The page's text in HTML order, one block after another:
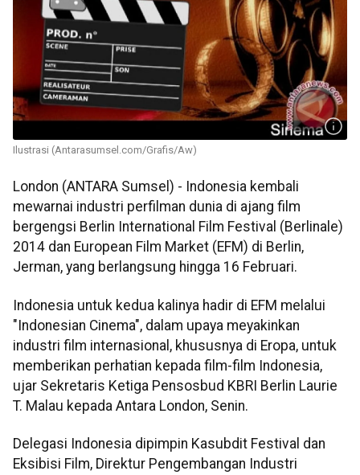
Ilustrasi (Antarasumsel.com/Grafis/Aw)
London (ANTARA Sumsel) - Indonesia kembali
mewarnai industri perfilman dunia di ajang film
bergengsi Berlin International Film Festival (Berlinale)
2014 dan European Film Market (EFM) di Berlin,
Jerman, yang berlangsung hingga 16 Februari.
Indonesia untuk kedua kalinya hadir di EFM melalui
"Indonesian Cinema", dalam upaya meyakinkan
industri film internasional, khususnya di Eropa, untuk
memberikan perhatian kepada film-film Indonesia,
ujar Sekretaris Ketiga Pensosbud KBRI Berlin Laurie
T. Malau kepada Antara London, Senin.
Delegasi Indonesia dipimpin Kasubdit Festival dan
Eksibisi Film, Direktur Pengembangan Industri